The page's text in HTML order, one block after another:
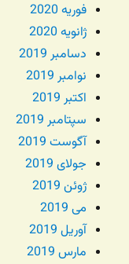
فوریه 2020
ژانویه 2020
دسامبر 2019
نوامبر 2019
اکتبر 2019
سپتامبر 2019
آگوست 2019
جولای 2019
ژوئن 2019
می 2019
آوریل 2019
مارس 2019